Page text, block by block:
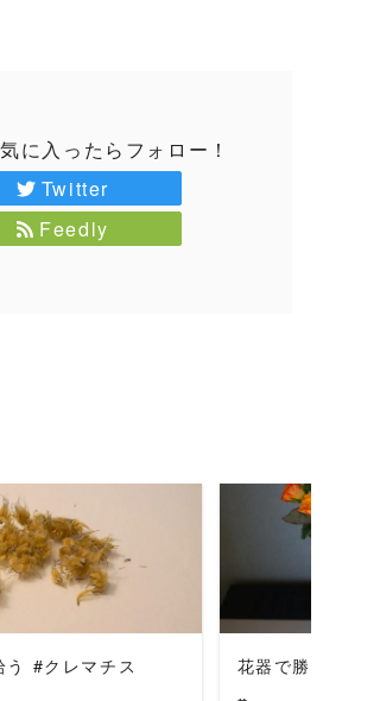
に入ったらフォロー！
Twitter
Feedly
READ MORE
う #クレマチス
READ
花器で勝負あり